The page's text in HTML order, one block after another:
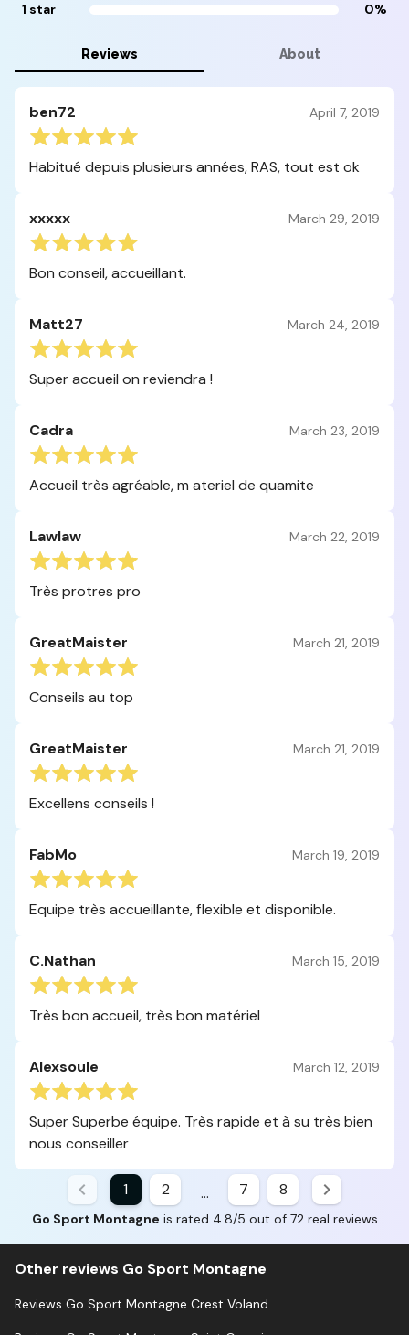
1 star
0%
Reviews About
ben72 April 7, 2019
Habitué depuis plusieurs années, RAS, tout est ok
xxxxx March 29, 2019
Bon conseil, accueillant.
Matt27 March 24, 2019
Super accueil on reviendra !
Cadra March 23, 2019
Accueil très agréable, m ateriel de quamite
Lawlaw March 22, 2019
Très protres pro
GreatMaister March 21, 2019
Conseils au top
GreatMaister March 21, 2019
Excellens conseils !
FabMo March 19, 2019
Equipe très accueillante, flexible et disponible.
C.Nathan March 15, 2019
Très bon accueil, très bon matériel
Alexsoule March 12, 2019
Super Superbe équipe. Très rapide et à su très bien
nous conseiller
1 2 ... 7 8
Go Sport Montagne is rated 4.8/5 out of 72 real reviews
Other reviews Go Sport Montagne
Reviews Go Sport Montagne Crest Voland